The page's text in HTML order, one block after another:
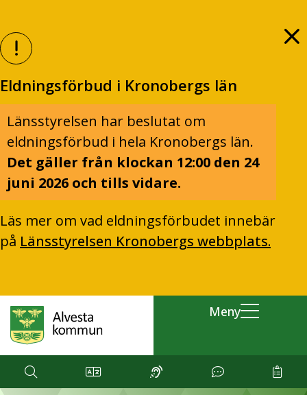
Eldningsförbud i Kronobergs län
Länsstyrelsen har beslutat om
eldningsförbud i hela Kronobergs län.
Det gäller från klockan 12:00 den 24
juni 2026 och tills vidare.
Läs mer om vad eldningsförbudet innebär
på Länsstyrelsen Kronobergs webbplats.
Meny